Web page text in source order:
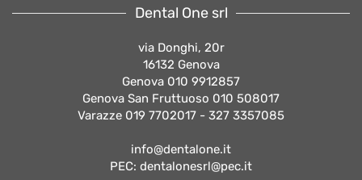
Dental One srl
via Donghi, 20r
16132 Genova
Genova 010 9912857
Genova San Fruttuoso 010 508017
Varazze 019 7702017 - 327 3357085
info@dentalone.it
PEC: dentalonesrl@pec.it